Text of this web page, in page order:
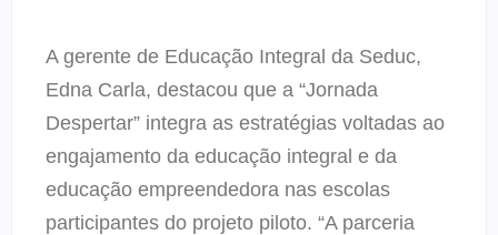
A gerente de Educação Integral da Seduc,
Edna Carla, destacou que a “Jornada
Despertar” integra as estratégias voltadas ao
engajamento da educação integral e da
educação empreendedora nas escolas
participantes do projeto piloto. “A parceria